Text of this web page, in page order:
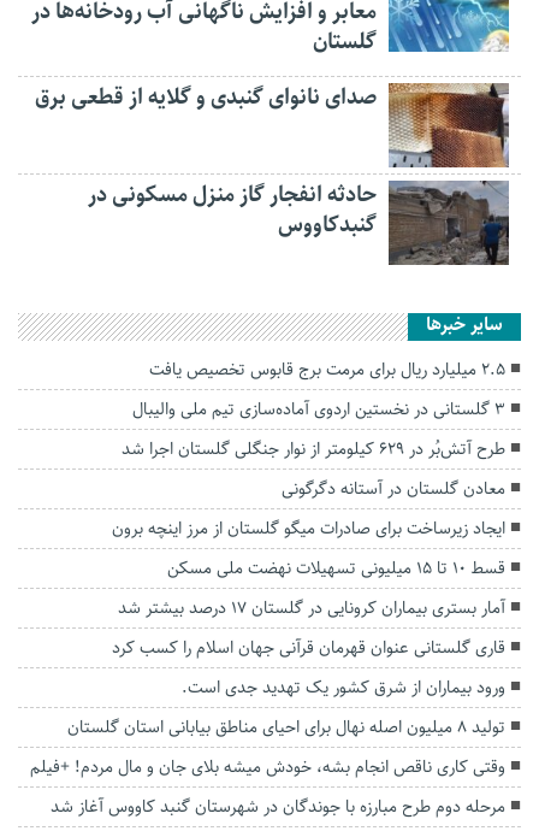
معابر و افزایش ناگهانی آب رودخانه‌ها در
گلستان
صدای نانوای گنبدی و گلایه از قطعی برق
حادثه انفجار گاز منزل مسکونی در
گنبدکاووس
سایر خبرها
۲.۵ میلیارد ریال برای مرمت برج قابوس تخصیص یافت
3 گلستانی در نخستین اردوی آماده‌سازی تیم ملی والیبال
طرح آتش‌بُر در ۶۲۹ کیلومتر از نوار جنگلی گلستان اجرا شد
معادن گلستان در آستانه دگرگونی
ایجاد زیرساخت برای صادرات میگو گلستان از مرز اینچه برون
قسط ۱۰ تا ۱۵ میلیونی تسهیلات نهضت ملی مسکن
آمار بستری‌ بیماران کرونایی در گلستان ۱۷ درصد بیشتر شد
قاری گلستانی عنوان قهرمان قرآنی جهان اسلام را کسب کرد
ورود بیماران از شرق کشور یک تهدید جدی است.
تولید ۸ میلیون اصله نهال برای احیای مناطق بیابانی استان گلستان
وقتی کاری ناقص انجام بشه، خودش میشه بلای جان و‌ مال مردم! +فیلم
مرحله دوم طرح مبارزه با جوندگان در شهرستان گنبد کاووس آغاز شد